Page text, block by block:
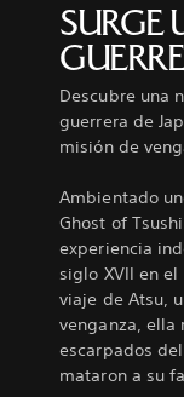
SURGE
Descubre una
guerrera de
misión de
Ambientado
Ghost of
experiencia
siglo XVII en
viaje de Atsu,
venganza, ella
escarpados
mataron a su